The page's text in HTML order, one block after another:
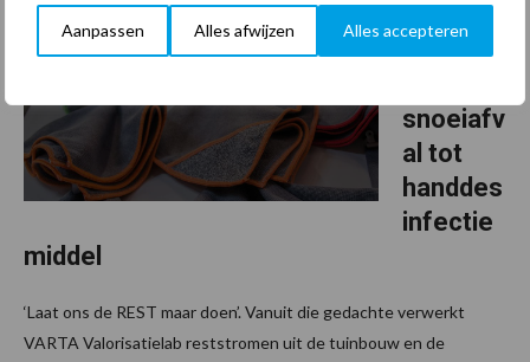
Aanpassen Alles afwijzen Alles accepteren
samenw
erking:
snoeiafv
al tot
handdes
infectie
middel
‘Laat ons de REST maar doen’. Vanuit die gedachte verwerkt
VARTA Valorisatielab reststromen uit de tuinbouw en de